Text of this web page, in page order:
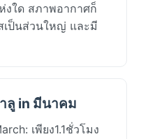
งใด สภาพอากาศก็
เป็นส่วนใหญ่ และมี
ลู in มีนาคม
เพียง1.1ชั่วโมง